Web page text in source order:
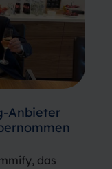
Anbieter
das